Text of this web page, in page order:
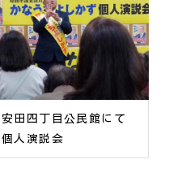
安田四丁目公民館にて
個人演説会